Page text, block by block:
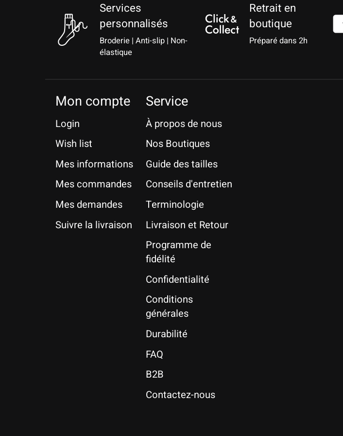
Services
personnalisés
Broderie | Anti-slip | Non-
élastique
Retrait en
boutique
Préparé dans 2h
Mon compte
Login
Wish list
Mes informations
Mes commandes
Mes demandes
Suivre la livraison
Service
À propos de nous
Nos Boutiques
Guide des tailles
Conseils d'entretien
Terminologie
Livraison et Retour
Programme de
fidélité
Confidentialité
Conditions
générales
Durabilité
FAQ
B2B
Contactez-nous